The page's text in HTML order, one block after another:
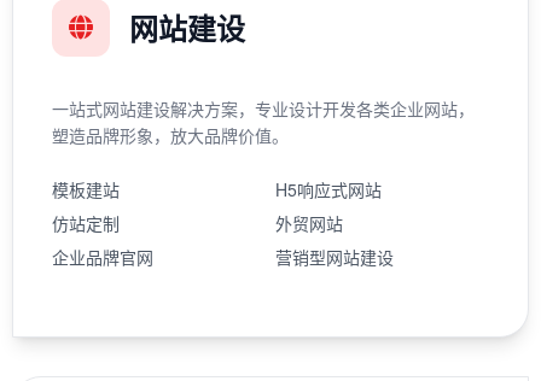
网站建设
一站式网站建设解决方案，专业设计开发各类企业网站，
塑造品牌形象，放大品牌价值。
模板建站
H5响应式网站
仿站定制
外贸网站
企业品牌官网
营销型网站建设